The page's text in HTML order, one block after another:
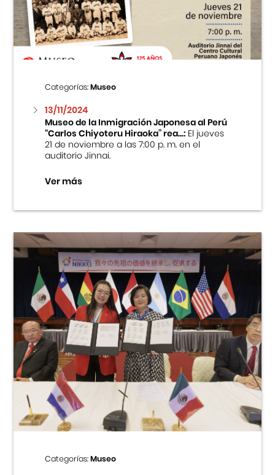
Centro Cultural Peruano Japonés
Cursos
Museo de la Inmigración Japonesa
Fondo Editorial
Teatro Peruano Japonés
Categorías:Museo
13/11/2024
Museo de la Inmigración Japonesa al Perú
“Carlos Chiyoteru Hiraoka” rea...:El jueves
21 de noviembre a las 7:00 p. m. en el
auditorio Jinnai.
Ver más
Categorías:Museo